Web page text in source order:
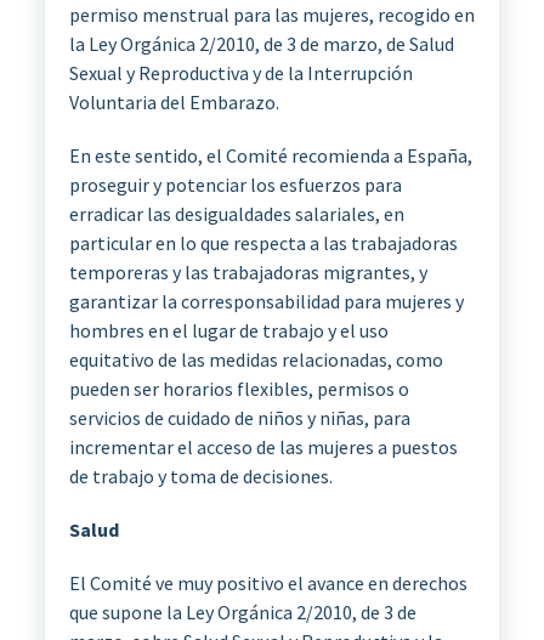
permiso menstrual para las mujeres, recogido en
la Ley Orgánica 2/2010, de 3 de marzo, de Salud
Sexual y Reproductiva y de la Interrupción
Voluntaria del Embarazo.
En este sentido, el Comité recomienda a España,
proseguir y potenciar los esfuerzos para
erradicar las desigualdades salariales, en
particular en lo que respecta a las trabajadoras
temporeras y las trabajadoras migrantes, y
garantizar la corresponsabilidad para mujeres y
hombres en el lugar de trabajo y el uso
equitativo de las medidas relacionadas, como
pueden ser horarios flexibles, permisos o
servicios de cuidado de niños y niñas, para
incrementar el acceso de las mujeres a puestos
de trabajo y toma de decisiones.
Salud
El Comité ve muy positivo el avance en derechos
que supone la Ley Orgánica 2/2010, de 3 de